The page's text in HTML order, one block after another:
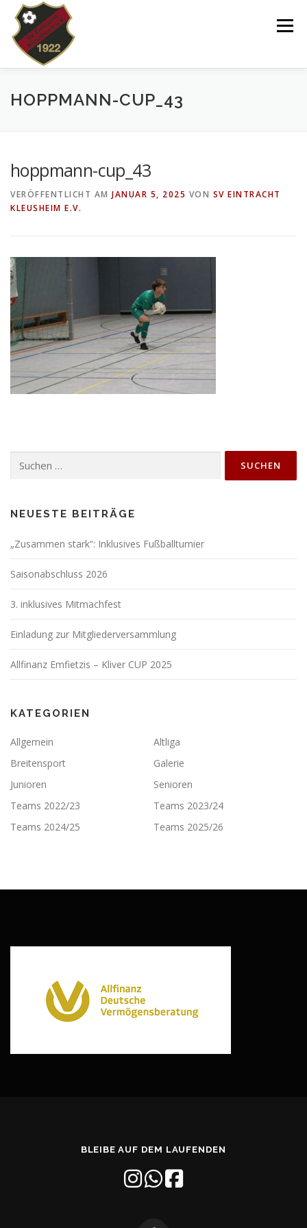
Inhalt
springen
Menü
VEREIN NEWS SPIELPLAN
DOWNLOADS SHOP IMPRESSUM
HOPPMANN-CUP_43
hoppmann-cup_43
VERÖFFENTLICHT AM JANUAR 5, 2025 VON SV EINTRACHT
KLEUSHEIM E.V.
nach:
NEUESTE BEITRÄGE
„Zusammen stark“: Inklusives Fußballturnier
Saisonabschluss 2026
3. inklusives Mitmachfest
Einladung zur Mitgliederversammlung
Allfinanz Emfietzis – Kliver CUP 2025
KATEGORIEN
Allgemein
Altliga
Breitensport
Galerie
Junioren
Senioren
Teams 2022/23
Teams 2023/24
Teams 2024/25
Teams 2025/26
BLEIBE AUF DEM LAUFENDEN